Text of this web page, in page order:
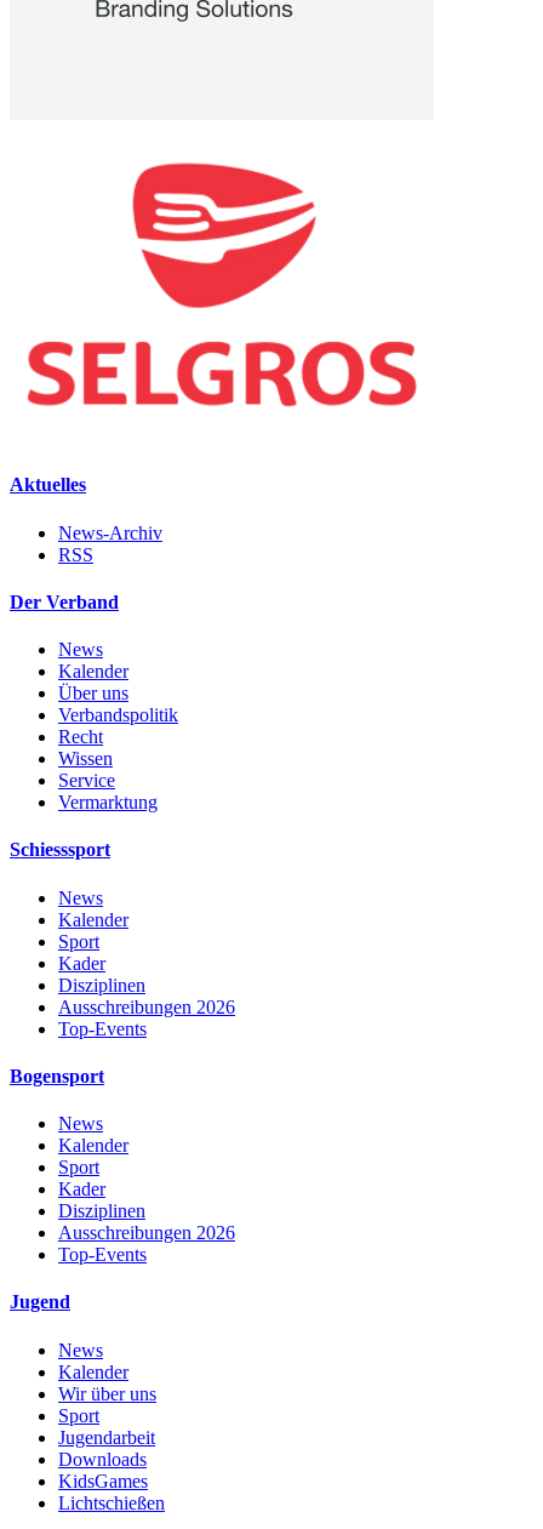
Aktuelles
News-Archiv
RSS
Der Verband
News
Kalender
Über uns
Verbandspolitik
Recht
Wissen
Service
Vermarktung
Schiesssport
News
Kalender
Sport
Kader
Disziplinen
Ausschreibungen 2026
Top-Events
Bogensport
News
Kalender
Sport
Kader
Disziplinen
Ausschreibungen 2026
Top-Events
Jugend
News
Kalender
Wir über uns
Sport
Jugendarbeit
Downloads
KidsGames
Lichtschießen